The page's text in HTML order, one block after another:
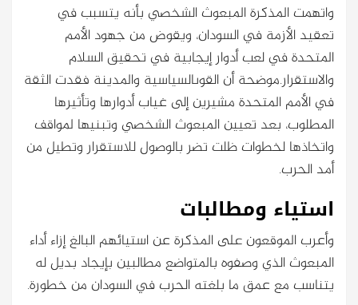
واتهمت المذكرة المبعوث الشخصي بأنه يتسبب في
تعقيد الأزمة في السودان، ويقوض من جهود الأمم
المتحدة في لعب أدوار إيجابية في تحقيق السلام
والاستقرار.موضحة أن القوىالسياسية والمدينة فقدت الثقة
في الأمم المتحدة مشيرين إلى غياب أدوارها وتأثيرها
المطلوب، بعد تعيين المبعوث الشخصي وتبنيها لمواقف
واتخاذها لخطوات ظلت تضر بالوصول للاستقرار وتطيل من
أمد الحرب.
استياء ومطالبات
وأعرب الموقعون على المذكرة عن استيائهم البالغ إزاء أداء
المبعوث الذي وصفوه بالمتواضع مطالبين بإيجاد بديل له
يتناسب مع عمق ما بلغته الحرب في السودان من خطورة.